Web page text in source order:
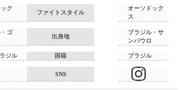
ファイトスタイル
ク
オーソドック
ス
出身地
ゴ
ブラジル・サ
ンパウロ
国籍
ジル ブラジル
SNS